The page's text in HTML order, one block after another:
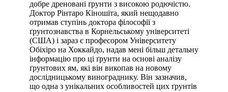
добре дреновані ґрунти з високою родючістю.
Доктор Рінтаро Кіношіта, який нещодавно
отримав ступінь доктора філософії з
ґрунтознавства в Корнельському університеті
(США) і зараз є професором Університету
Обіхіро на Хоккайдо, надав мені більш детальну
інформацію про ці ґрунти на основі аналізу
ґрунтових ям, які він викопав на новому
дослідницькому винограднику. Він зазначив,
що одна з унікальних особливостей цих ґрунтів